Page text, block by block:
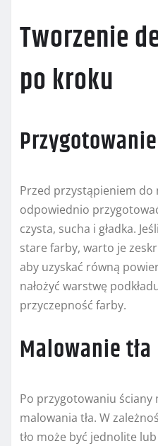
Tworzenie
po kroku
Przed przystąpieniem do
odpowiednio
czysta, sucha i gładka.
stare farby, warto je
aby uzyskać równą
nałożyć warstwę
przyczepność farby.
Malowanie tła
Po przygotowaniu
malowania tła. W
tło może być jednolite lub